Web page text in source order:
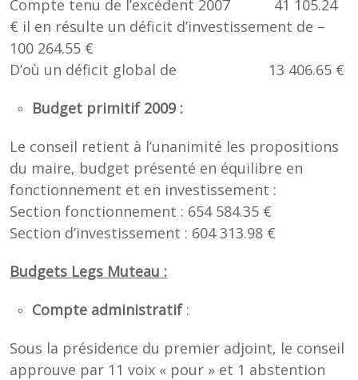
Compte tenu de l’excédent 2007 41 105.24
€ il en résulte un déficit d’investissement de –
100 264.55 €
D’où un déficit global de 13 406.65 €
Budget primitif 2009 :
Le conseil retient à l’unanimité les propositions
du maire, budget présenté en équilibre en
fonctionnement et en investissement :
Section fonctionnement : 654 584.35 €
Section d’investissement : 604 313.98 €
Budgets Legs Muteau :
Compte administratif:
Sous la présidence du premier adjoint, le conseil
approuve par 11 voix « pour » et 1 abstention